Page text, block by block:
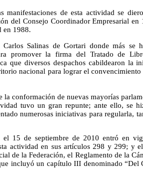
manifestaciones de esta actividad se
del Consejo Coordinador Empresarial
en 1988.
Salinas de Gortari donde más se
promover la firma del Tratado de
que diversos despachos cabildearon la
nacional para lograr el
la conformación de nuevas mayorías
tuvo un gran repunte; ante ello, se
numerosas iniciativas para regularla,
el 15 de septiembre de 2010 entró en
actividad en sus artículos 298 y 299; y
de la Federación, el Reglamento de la
incluyó un capítulo III denominado “Del